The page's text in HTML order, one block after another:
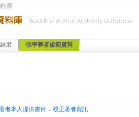
庫
果 佛學著者規範資料
者本人提供書目 ． 校正著者資訊